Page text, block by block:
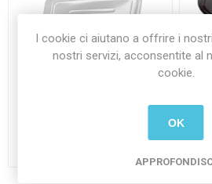
I cookie ci aiutano a offrire i
nostri servizi, acconsentite al
cookie.
OK